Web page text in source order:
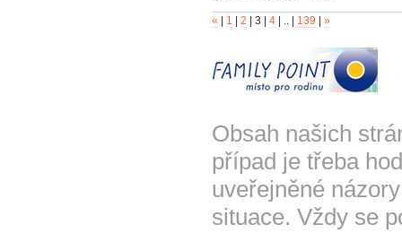
« | 1 | 2 | 3 | 4 | .. | 139 | »
Obsah našich
případ je třeba
uveřejněné
situace. Vždy se